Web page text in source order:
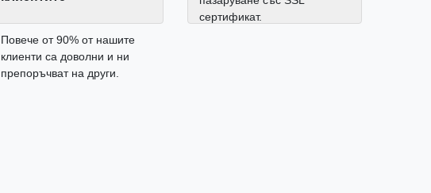
Повече от 90% от нашите
клиенти са доволни и ни
препоръчват на други.
сертификат.